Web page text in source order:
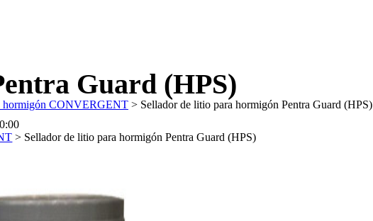
Guard (HPS)
hormigón CONVERGENT> Sellador de litio para hormigón Pentra Guard (HPS)
> Sellador de litio para hormigón Pentra Guard (HPS)